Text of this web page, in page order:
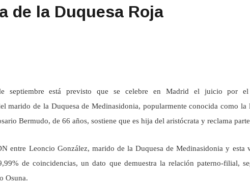
de la Duquesa Roja
septiembre está previsto que se celebre en Madrid el juicio por
marido de la Duquesa de Medinasidonia, popularmente conocida como la
Bermudo, de 66 años, sostiene que es hija del aristócrata y reclama
entre Leoncio González, marido de la Duquesa de Medinasidonia y esta
de coincidencias, un dato que demuestra la relación paterno-filial,
Osuna.